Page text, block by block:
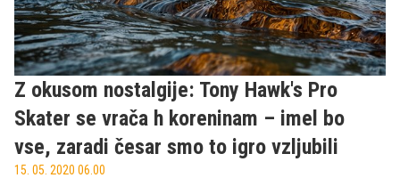
Z okusom nostalgije: Tony Hawk's Pro
Skater se vrača h koreninam – imel bo
vse, zaradi česar smo to igro vzljubili
15. 05. 2020 06.00